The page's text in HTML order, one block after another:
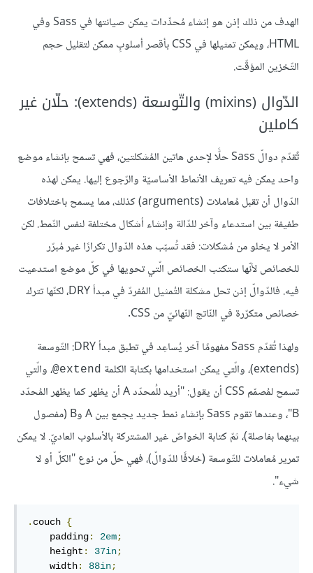
الهدف من ذلك إذن هو إنشاء مُحدِّدات يمكن صيانتها في Sass وفي
HTML، ويمكن تمثيلها في CSS بأقصر أسلوبٍ ممكن لتقليل حجم
التّخزين المؤقّت.
الدّوال (mixins) والتّوسعة (extends): حلّان غير
كاملين
تٌقدّم دوالّ Sass حلًّا لإحدى هاتين المُشكلتين، فهي تسمح بإنشاء موضع
واحد يمكن فيه تعريف الأنماط الأساسيّة والرّجوع إليها. يمكن لهذه
الدّوال أن تقبل مُعاملات (arguments) كذلك، مما يسمح باختلافات
طفيفة بين استدعاء وآخر للدّالة وإنشاء أشكال مختلفة لنفس النّمط. لكن
الأمر لا يخلو من مُشكلات: فقد تُسبّب هذه الدّوال تكرارًا غير مُبرّر
للخصائص لأنّها ستكتب الخصائص الّتي تحويها في كلّ موضع استدعيت
فيه. فالدّوالّ إذن تحل مشكلة التُمثيل المُفردّ في مبدأ DRY، لكنّها تترك
خصائص متكرّرة في النّاتج النّهائيّ من CSS.
ولهذا تُقدّم Sass مفهومًا آخر يُساعِد في تطبق مبدأ DRY: التّوسعة
(extends)، والّتي يمكن استخدامها بكتابة الكلمة
‎@extend، والّتي
تسمح لمُصمّم CSS أن يقول: "أريد للُمحدّد A أن يظهر كما يظهر المُحدّد
B"، وعندها تقوم Sass بإنشاء نمط جديد يجمع بين A وB (مفصول
بينهما بفاصلة)، ثمّ كتابة الخواصّ غير المشتركة بالأسلوب العاديّ. لا يمكن
تمرير مُعاملات للتّوسعة (خلافًا للدّوالّ)، فهي حلّ من نوع "الكلّ أو لا
شيء".
. couch {
    padding
: 2em;
    height
: 37in;
    width
: 88in;